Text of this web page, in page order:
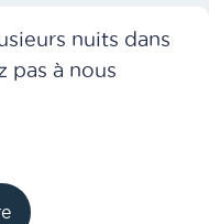
nuits dans
pas à nous